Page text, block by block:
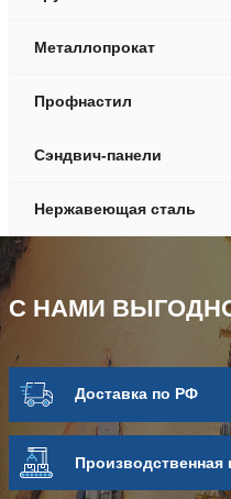
Металлопрокат
Профнастил
Сэндвич-панели
Нержавеющая сталь
С НАМИ
Доставка по РФ
Про­из­вод­ствен­ная